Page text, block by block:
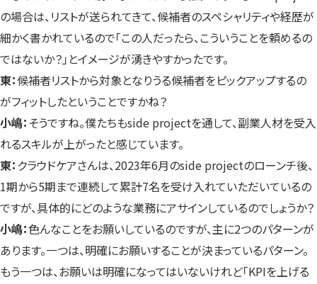
の場合は、リストが送られてきて、候補者のスペシャリティや経歴が
細かく書かれているので「この人だったら、こういうことを頼めるの
ではないか？」とイメージが湧きやすかったです。
東：候補者リストから対象となりうる候補者をピックアップするの
がフィットしたということですかね？
小嶋： そうですね。僕たちもside projectを通して、副業人材を受入
れるスキルが上がったと感じています。
東： クラウドケアさんは、2023年6月のside projectのローンチ後、
1期から5期まで連続して累計7名を受け入れていただいているの
ですが、具体的にどのような業務にアサインしているのでしょうか？
小嶋：色んなことをお願いしているのですが、主に2つのパターンが
あります。一つは、明確にお願いすることが決まっているパターン。
もう一つは、お願いは明確になってはいないけれど「KPIを上げる